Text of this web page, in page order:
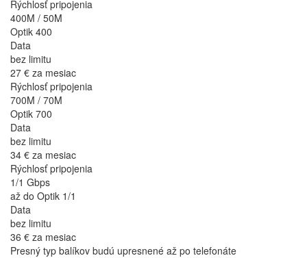
Rýchlosť pripojenia
400M / 50M
Optik 400
Data
bez limitu
27 € za mesiac
Rýchlosť pripojenia
700M / 70M
Optik 700
Data
bez limitu
34 € za mesiac
Rýchlosť pripojenia
1/1 Gbps
až do Optik 1/1
Data
bez limitu
36 € za mesiac
Presný typ balíkov budú upresnené až po telefonáte